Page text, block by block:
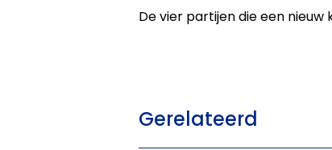
De vier partijen die een
Gerelateerd